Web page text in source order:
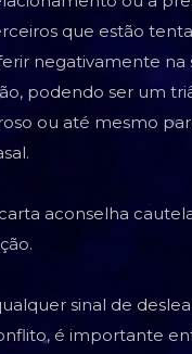
que estão
negativamente na
podendo ser um
ou até mesmo
aconselha
sinal de
é importante